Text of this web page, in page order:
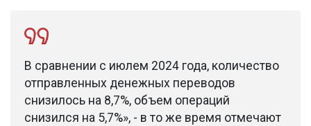
В сравнении с июлем 2024 года, количество
отправленных денежных переводов
снизилось на 8,7%, объем операций
снизился на 5,7%», - в то же время отмечают